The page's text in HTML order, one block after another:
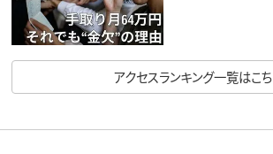
アクセスランキング一覧はこ